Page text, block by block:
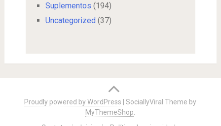
Suplementos (194)
Uncategorized (37)
Proudly powered by WordPress |SociallyViral Theme by
MyThemeShop